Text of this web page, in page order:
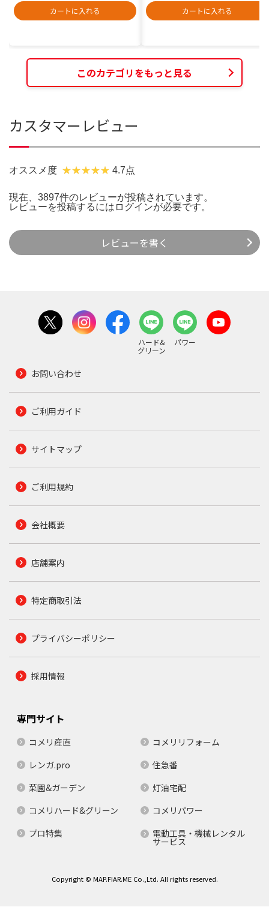
カートに入れる
カートに入れる
このカテゴリをもっと見る
カスタマーレビュー
オススメ度 4.7点
現在、3897件のレビューが投稿されています。
レビューを投稿するには ログインが必要です。
レビューを書く
ハード&
グリーン
パワー
お問い合わせ
ご利用ガイド
サイトマップ
ご利用規約
会社概要
店舗案内
特定商取引法
プライバシーポリシー
採用情報
専門サイト
コメリ産直
コメリリフォーム
レンガ.pro
住急番
菜園&ガーデン
灯油宅配
コメリハード&グリーン
コメリパワー
プロ特集
電動工具・機械レンタル
サービス
Copyright © MAP.FIAR.ME Co.,Ltd. All rights reserved.